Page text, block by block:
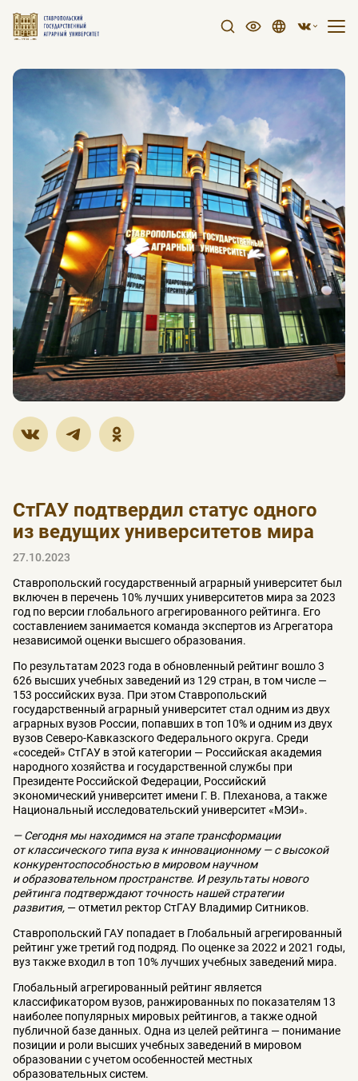
СтГАУ подтвердил статус одного
из ведущих университетов мира
27.10.2023
Ставропольский государственный аграрный университет был
включен в перечень 10% лучших университетов мира за 2023
год по версии глобального агрегированного рейтинга. Его
составлением занимается команда экспертов из Агрегатора
независимой оценки высшего образования.
По результатам 2023 года в обновленный рейтинг вошло 3
626 высших учебных заведений из 129 стран, в том числе —
153 российских вуза. При этом Ставропольский
государственный аграрный университет стал одним из двух
аграрных вузов России, попавших в топ 10% и одним из двух
вузов Северо-Кавказского Федерального округа. Среди
«соседей» СтГАУ в этой категории — Российская академия
народного хозяйства и государственной службы при
Президенте Российской Федерации, Российский
экономический университет имени Г. В. Плеханова, а также
Национальный исследовательский университет «МЭИ».
— Сегодня мы находимся на этапе трансформации
от классического типа вуза к инновационному — с высокой
конкурентоспособностью в мировом научном
и образовательном пространстве. И результаты нового
рейтинга подтверждают точность нашей стратегии
развития, — отметил ректор СтГАУ Владимир Ситников.
Ставропольский ГАУ попадает в Глобальный агрегированный
рейтинг уже третий год подряд. По оценке за 2022 и 2021 годы,
вуз также входил в топ 10% лучших учебных заведений мира.
Глобальный агрегированный рейтинг является
классификатором вузов, ранжированных по показателям 13
наиболее популярных мировых рейтингов, а также одной
публичной базе данных. Одна из целей рейтинга — понимание
позиции и роли высших учебных заведений в мировом
образовании с учетом особенностей местных
образовательных систем.